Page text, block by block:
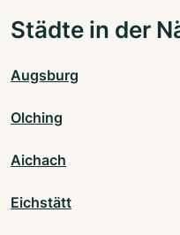
Städte in der
Augsburg
Olching
Aichach
Eichstätt